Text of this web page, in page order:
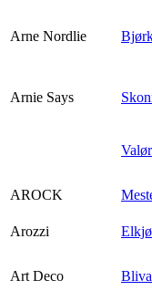
Arne Nordlie
Arnie Says
Valør
AROCK
Arozzi
Art Deco